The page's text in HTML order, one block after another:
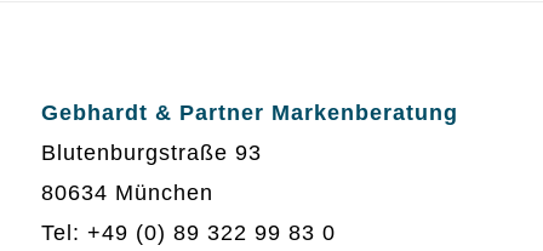
Gebhardt & Partner Markenberatung
Blutenburgstraße 93
80634 München
Tel: +49 (0) 89 322 99 83 0